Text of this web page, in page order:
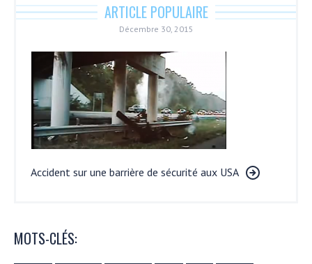
ARTICLE POPULAIRE
Décembre 30, 2015
Accident sur une barrière de sécurité aux USA
MOTS-CLÉS: